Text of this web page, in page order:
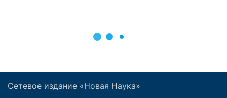
Сетевое издание «Новая Наука»